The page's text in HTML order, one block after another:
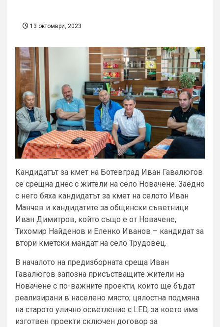
13 октомври, 2023
Кандидатът за кмет на Ботевград Иван Гавалюгов
се срещна днес с жители на село Новачене. Заедно
с него бяха кандидатът за кмет на селото Иван
Манчев и кандидатите за общински съветници
Иван Димитров, който също е от Новачене,
Тихомир Найденов и Еленко Иванов – кандидат за
втори кметски мандат на село Трудовец.
В началото на предизборната среща Иван
Гавалюгов запозна присъстващите жители на
Новачене с по-важните проекти, които ще бъдат
реализирани в населено място; цялостна подмяна
на старото улично осветление с LED, за което има
изготвен проекти сключен договор за